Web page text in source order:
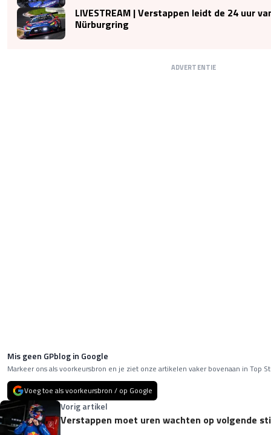
LIVESTREAM | Verstappen leidt de 24 uur
Nürburgring
ADVERTENTIE
Mis geen GPblog in Google
Markeer ons als voorkeursbron en je ziet onze artikelen vaker bovenaan in Top
Voeg toe als voorkeursbron / op Google
Vorig artikel
Verstappen moet uren wachten op volgende